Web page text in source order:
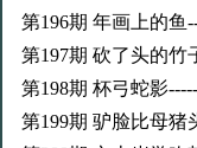
第196期 年画上的鱼
第197期 砍了头的竹
第198期 杯弓蛇影
第199期 驴脸比母猪